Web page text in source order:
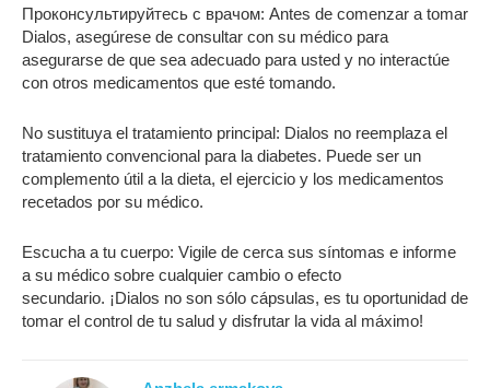
Проконсультируйтесь с врачом: Antes de comenzar a tomar
Dialos, asegúrese de consultar con su médico para
asegurarse de que sea adecuado para usted y no interactúe
con otros medicamentos que esté tomando.
No sustituya el tratamiento principal: Dialos no reemplaza el
tratamiento convencional para la diabetes. Puede ser un
complemento útil a la dieta, el ejercicio y los medicamentos
recetados por su médico.
Escucha a tu cuerpo: Vigile de cerca sus síntomas e informe
a su médico sobre cualquier cambio o efecto
secundario. ¡Dialos no son sólo cápsulas, es tu oportunidad de
tomar el control de tu salud y disfrutar la vida al máximo!